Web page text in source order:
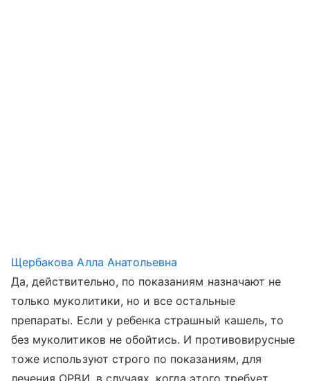
Щербакова Алла Анатольевна
Да, действительно, по показаниям назначают не
только муколитики, но и все остальные
препараты. Если у ребенка страшный кашель, то
без муколитиков не обойтись. И противовирусные
тоже используют строго по показаниям, для
лечения ОРВИ, в случаях, когда этого требует